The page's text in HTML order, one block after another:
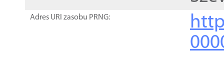
Adres URI zasobu PRNG: